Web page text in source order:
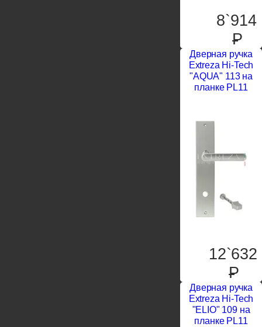
8`914
P
Дверная ручка
Extreza Hi-Tech
"AQUA" 113 на
планке PL11
12`632
P
Дверная ручка
Extreza Hi-Tech
"ELIO" 109 на
планке PL11